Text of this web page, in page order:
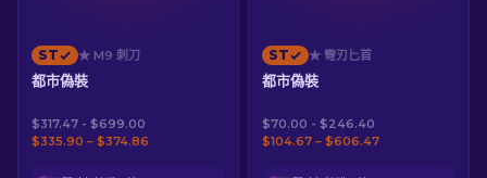
ST ★ M9 刺刀
都市偽裝
$317.47 - $699.00
$335.90 – $374.86
ST ★ 彎刃匕首
都市偽裝
$70.00 - $246.40
$104.67 – $606.47